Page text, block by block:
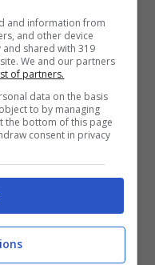
di un
fine. A soli 22
di traguardi da
togliersi. Lei è
che fa. Subito
recata a
del
aumentato
and information from
and other device
shared with 319
We and our partners
of partners.
data on the basis
to by managing
the bottom of this page
consent in privacy